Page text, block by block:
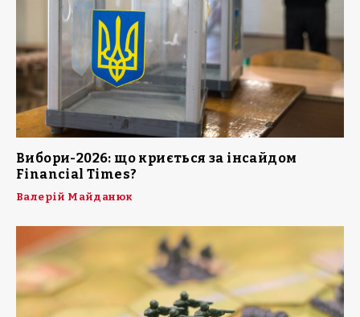
Вибори-2026: що криється за інсайдом
Financial Times?
Валерій Майданюк